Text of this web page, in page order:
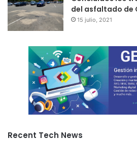
del asfaltado de
15 julio, 2021
Recent Tech News